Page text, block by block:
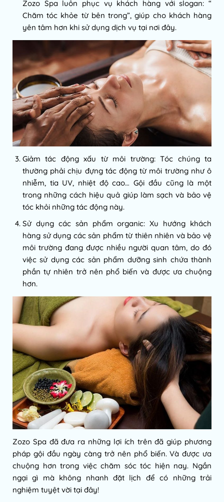
Zozo Spa luôn phục vụ khách hàng với slogan: “
Chăm tóc khỏe từ bên trong”, giúp cho khách hàng
yên tâm hơn khi sử dụng dịch vụ tại nơi đây.
Giảm tác động xấu từ môi trường: Tóc chúng ta
thường phải chịu đựng tác động từ môi trường như ô
nhiễm, tia UV, nhiệt độ cao… Gội đầu cũng là một
trong những cách hiệu quả giúp làm sạch và bảo vệ
tóc khỏi những tác động này.
Sử dụng các sản phẩm organic: Xu hướng khách
hàng sử dụng các sản phẩm từ thiên nhiên và bảo vệ
môi trường đang được nhiều người quan tâm, do đó
việc sử dụng các sản phẩm dưỡng sinh chứa thành
phần tự nhiên trở nên phổ biến và được ưa chuộng
hơn.
Zozo Spa đã đưa ra những lợi ích trên đã giúp phương
pháp gội đầu ngày càng trở nên phổ biến. Và được ưa
chuộng hơn trong việc chăm sóc tóc hiện nay. Ngần
ngại gì mà không nhanh đặt lịch để có những trải
nghiệm tuyệt vời tại đây!